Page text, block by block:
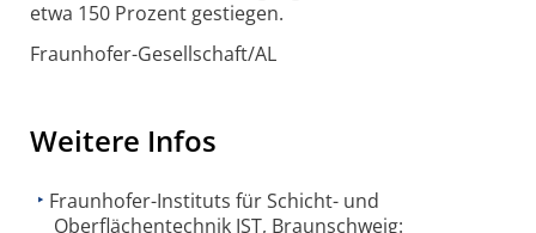
etwa 150 Prozent gestiegen.
Fraunhofer-Gesellschaft/AL
Weitere Infos
Fraunhofer-Instituts für Schicht- und
Oberflächentechnik IST, Braunschweig: